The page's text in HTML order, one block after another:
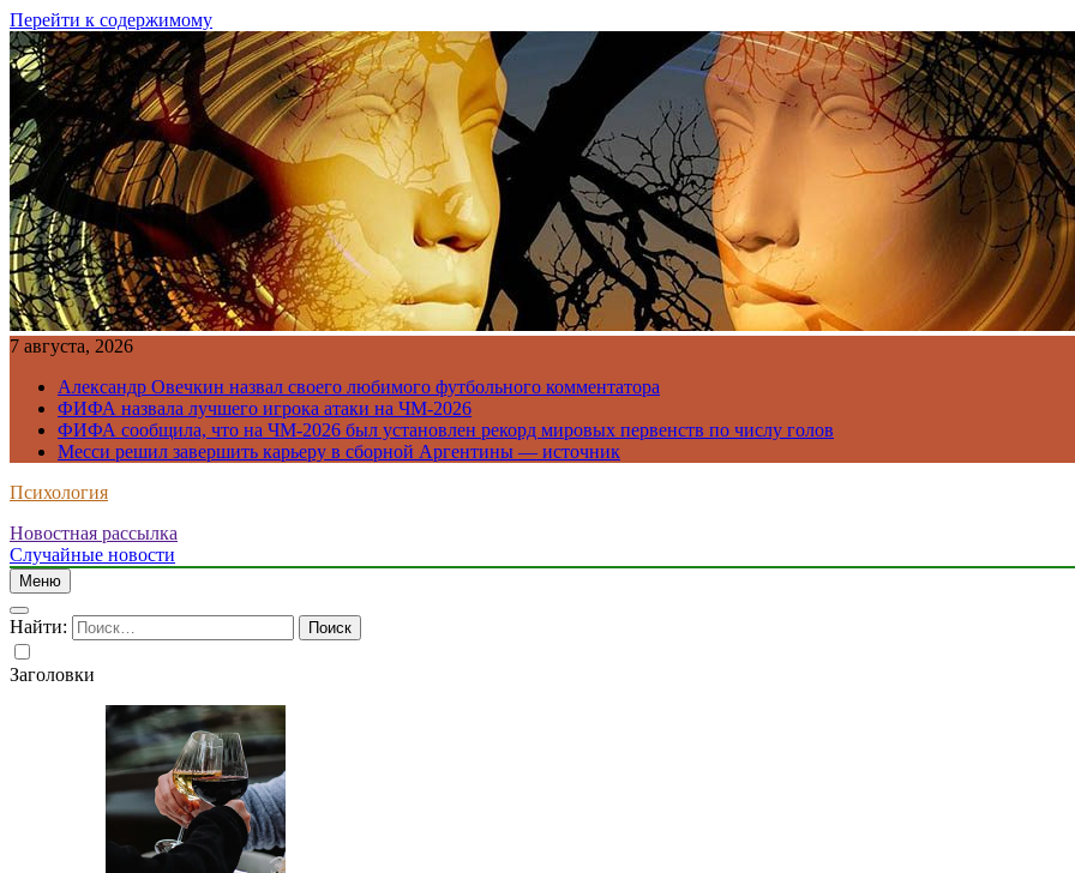
Перейти к содержимому
7 августа, 2026
Александр Овечкин назвал своего любимого футбольного комментатора
ФИФА назвала лучшего игрока атаки на ЧМ-2026
ФИФА сообщила, что на ЧМ-2026 был установлен рекорд мировых первенств по числу голов
Месси решил завершить карьеру в сборной Аргентины — источник
Психология
Новостная рассылка
Случайные новости
Меню
Найти:
Заголовки